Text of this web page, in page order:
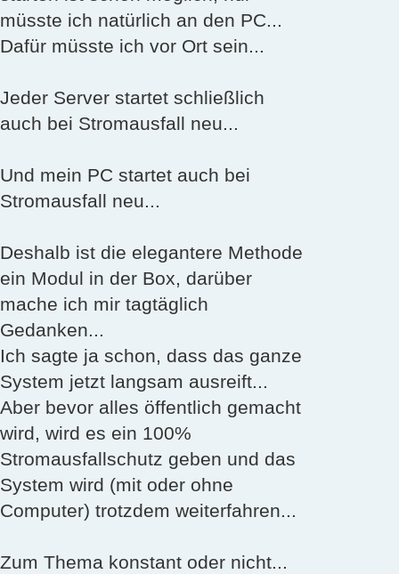
müsste ich natürlich an den PC...
Dafür müsste ich vor Ort sein...
Jeder Server startet schließlich
auch bei Stromausfall neu...
Und mein PC startet auch bei
Stromausfall neu...
Deshalb ist die elegantere Methode
ein Modul in der Box, darüber
mache ich mir tagtäglich
Gedanken...
Ich sagte ja schon, dass das ganze
System jetzt langsam ausreift...
Aber bevor alles öffentlich gemacht
wird, wird es ein 100%
Stromausfallschutz geben und das
System wird (mit oder ohne
Computer) trotzdem weiterfahren...
Zum Thema konstant oder nicht...